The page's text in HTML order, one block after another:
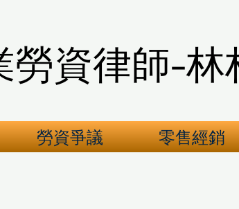
勞資律師-林
勞資爭議 零售經銷